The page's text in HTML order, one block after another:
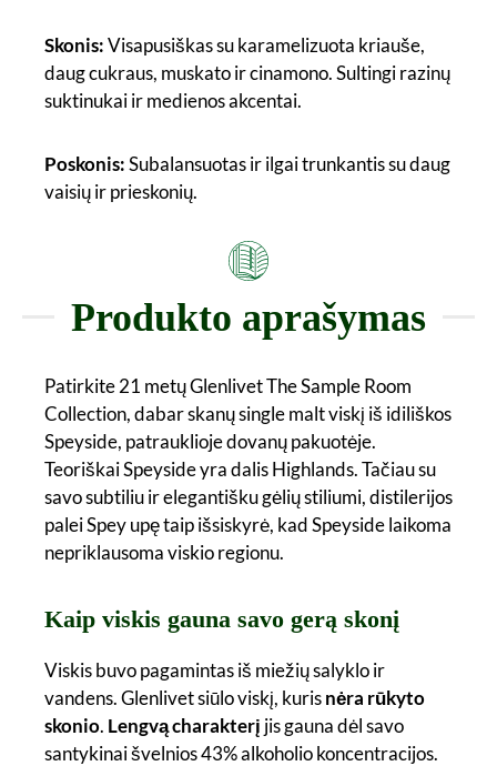
Skonis:Visapusiškas su karamelizuota kriauše,
daug cukraus, muskato ir cinamono. Sultingi razinų
suktinukai ir medienos akcentai.
Poskonis:Subalansuotas ir ilgai trunkantis su daug
vaisių ir prieskonių.
Produkto aprašymas
Patirkite 21 metų Glenlivet The Sample Room
Collection, dabar skanų single malt viskį iš idiliškos
Speyside, patrauklioje dovanų pakuotėje.
Teoriškai Speyside yra dalis Highlands. Tačiau su
savo subtiliu ir elegantišku gėlių stiliumi, distilerijos
palei Spey upę taip išsiskyrė, kad Speyside laikoma
nepriklausoma viskio regionu.
Kaip viskis gauna savo gerą skonį
Viskis buvo pagamintas iš miežių salyklo ir
vandens. Glenlivet siūlo viskį, kurisnėra rūkyto
skonio. Lengvą charakterį jis gauna dėl savo
santykinai švelnios 43% alkoholio koncentracijos.